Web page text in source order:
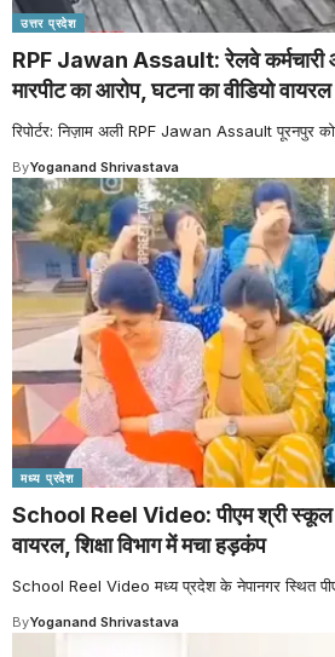
उत्तर प्रदेश
RPF Jawan Assault: रेलवे कर्मचारी
मारपीट का आरोप, घटना का वीडियो वायरल
रिपोर्टर: निज़ाम अली RPF Jawan Assault पूरनपुर
ByYoganand Shrivastava
मध्य प्रदेश
School Reel Video: पीएम श्री स्कूल में
वायरल, शिक्षा विभाग में मचा हड़कंप
School Reel Video मध्य प्रदेश के नेपानगर स्थित
ByYoganand Shrivastava